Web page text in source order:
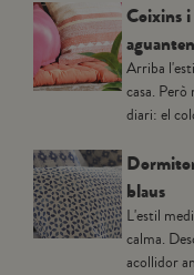
Coixins
Arriba
casa. Però
diari: el
blaus
L'estil
calma.
acollidor